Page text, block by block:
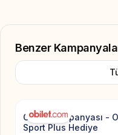
Benzer
Obilet Kampanyası -
Sport Plus Hediye